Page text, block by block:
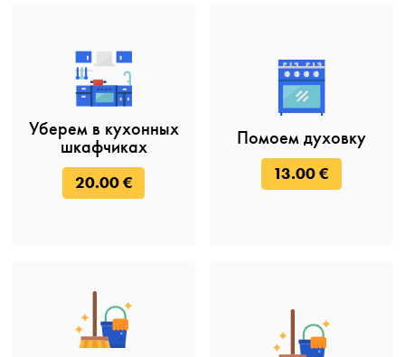
Уберем в кухонных
шкафчиках
20.00 €
Помоем духовку
13.00 €